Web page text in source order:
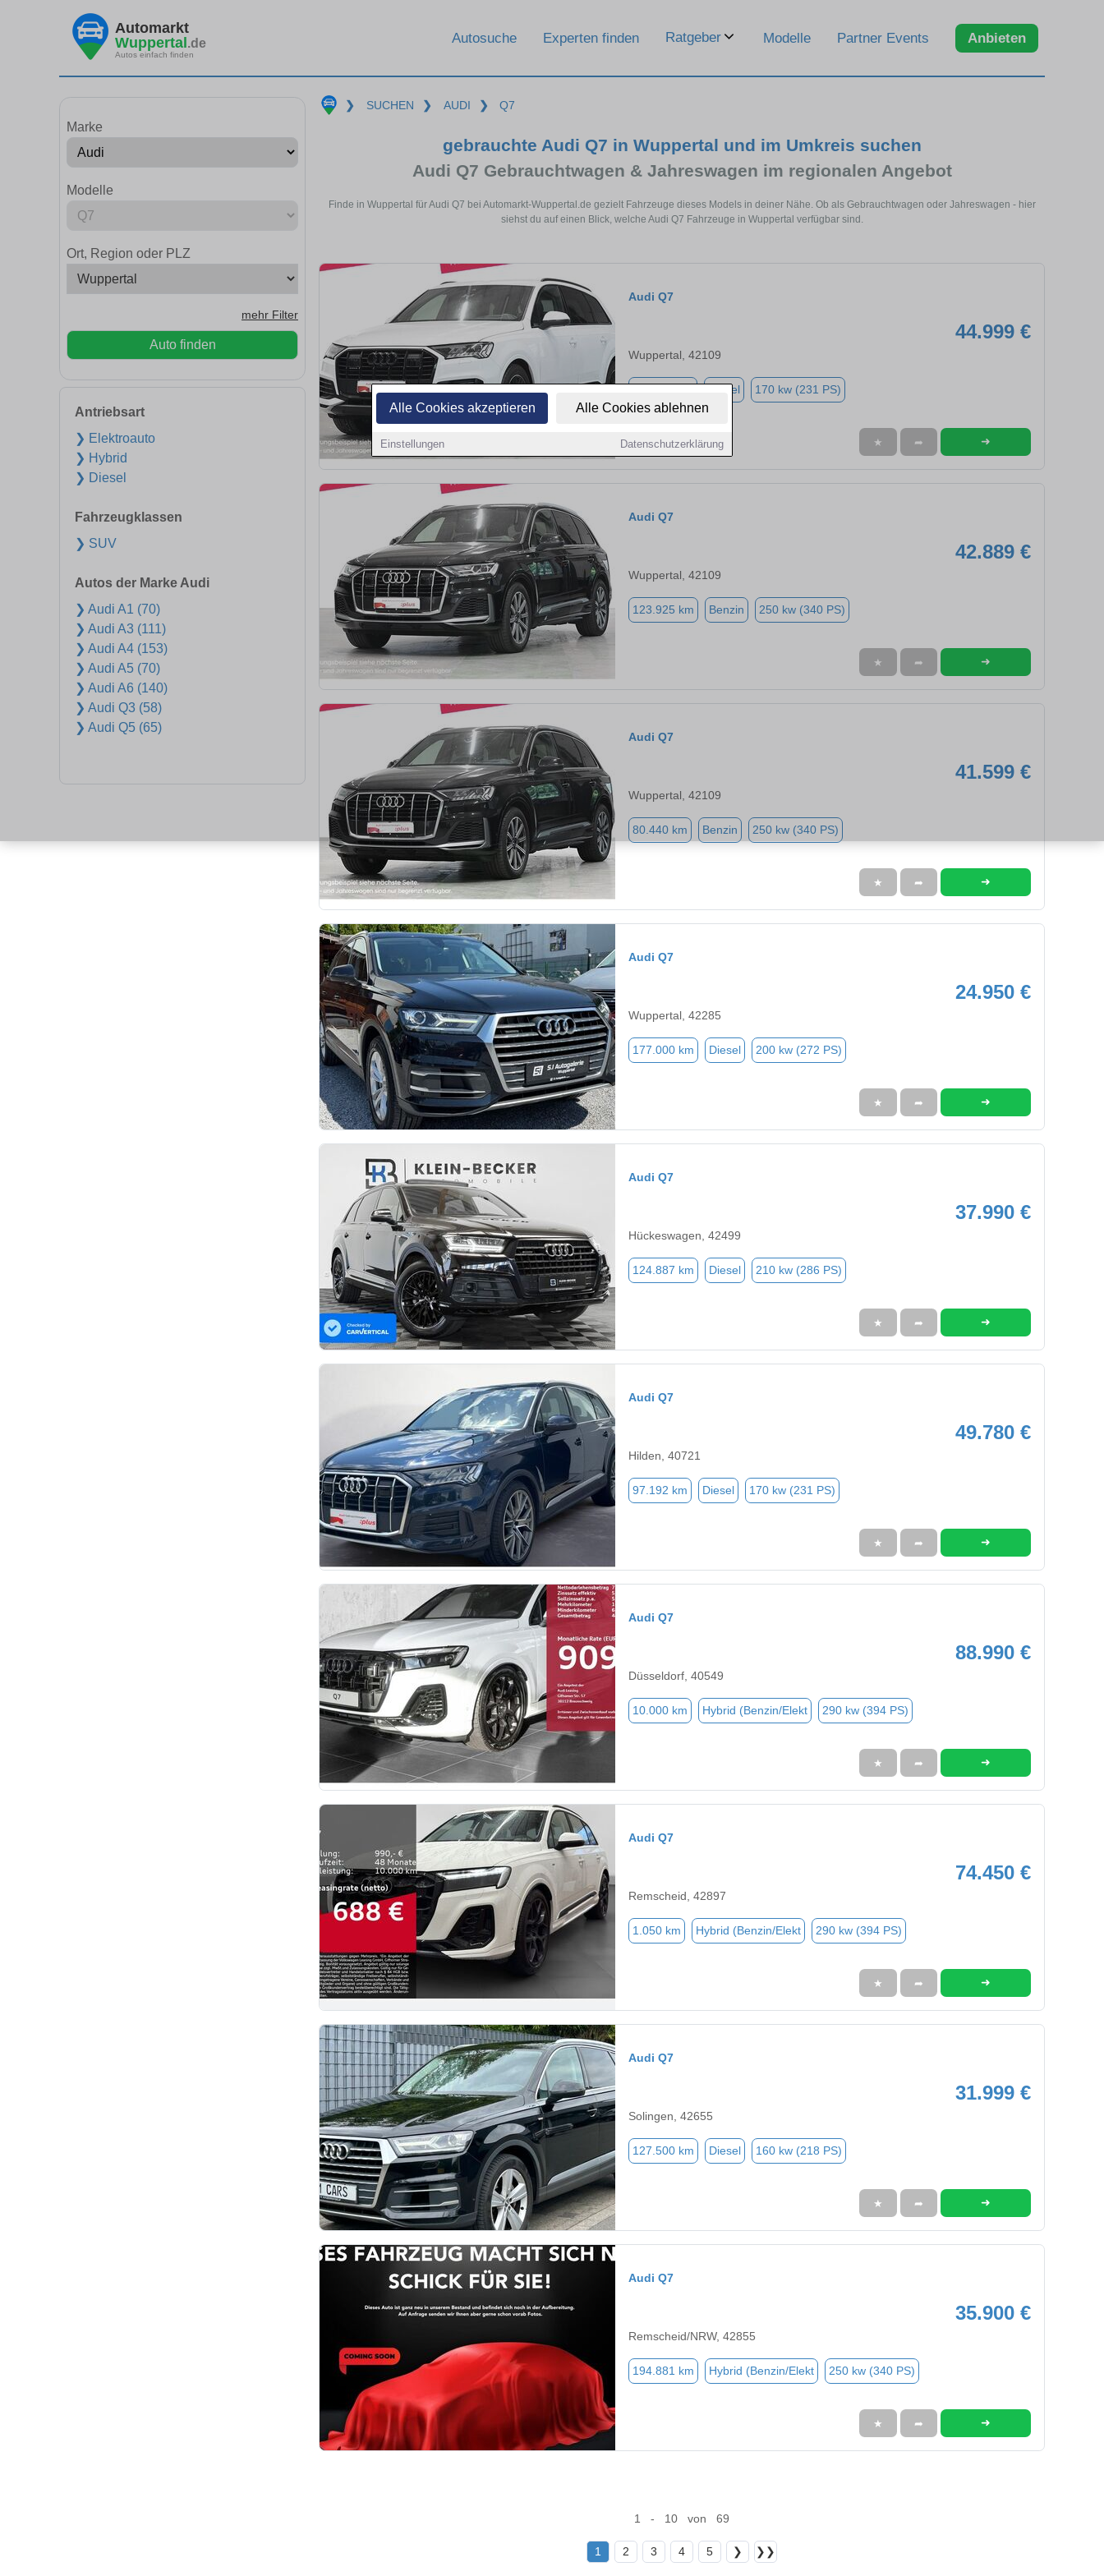
Alle Cookies akzeptieren Alle Cookies ablehnen
Einstellungen Datenschutzerklärung
Automarkt
Wuppertal.de
Autos einfach finden
Autosuche Experten finden Ratgeber Modelle Partner Events Anbieten
Marke
Modelle
Ort, Region oder PLZ
mehr Filter
Auto finden
Antriebsart
❯ Elektroauto
❯ Hybrid
❯ Diesel
Fahrzeugklassen
❯ SUV
Autos der Marke Audi
❯ Audi A1 (70)
❯ Audi A3 (111)
❯ Audi A4 (153)
❯ Audi A5 (70)
❯ Audi A6 (140)
❯ Audi Q3 (58)
❯ Audi Q5 (65)
❯ SUCHEN ❯ AUDI ❯ Q7
gebrauchte Audi Q7 in Wuppertal und im Umkreis suchen
Audi Q7 Gebrauchtwagen & Jahreswagen im regionalen Angebot
Finde in Wuppertal für Audi Q7 bei Automarkt-Wuppertal.de gezielt Fahrzeuge dieses Models in deiner Nähe. Ob als Gebrauchtwagen oder Jahreswagen - hier
siehst du auf einen Blick, welche Audi Q7 Fahrzeuge in Wuppertal verfügbar sind.
Audi Q7
44.999 €
Wuppertal, 42109
Diesel 170 kw (231 PS)
★ ➦ ➜
Audi Q7
42.889 €
Wuppertal, 42109
123.925 km Benzin 250 kw (340 PS)
★ ➦ ➜
Audi Q7
41.599 €
Wuppertal, 42109
80.440 km Benzin 250 kw (340 PS)
★ ➦ ➜
Audi Q7
24.950 €
Wuppertal, 42285
177.000 km Diesel 200 kw (272 PS)
★ ➦ ➜
Audi Q7
37.990 €
Hückeswagen, 42499
124.887 km Diesel 210 kw (286 PS)
★ ➦ ➜
Audi Q7
49.780 €
Hilden, 40721
97.192 km Diesel 170 kw (231 PS)
★ ➦ ➜
Audi Q7
88.990 €
Düsseldorf, 40549
10.000 km Hybrid (Benzin/Elekt 290 kw (394 PS)
★ ➦ ➜
Audi Q7
74.450 €
Remscheid, 42897
1.050 km Hybrid (Benzin/Elekt 290 kw (394 PS)
★ ➦ ➜
Audi Q7
31.999 €
Solingen, 42655
127.500 km Diesel 160 kw (218 PS)
★ ➦ ➜
Audi Q7
35.900 €
Remscheid/NRW, 42855
194.881 km Hybrid (Benzin/Elekt 250 kw (340 PS)
★ ➦ ➜
1 - 10 von 69
1 2 3 4 5 ❯ ❯❯